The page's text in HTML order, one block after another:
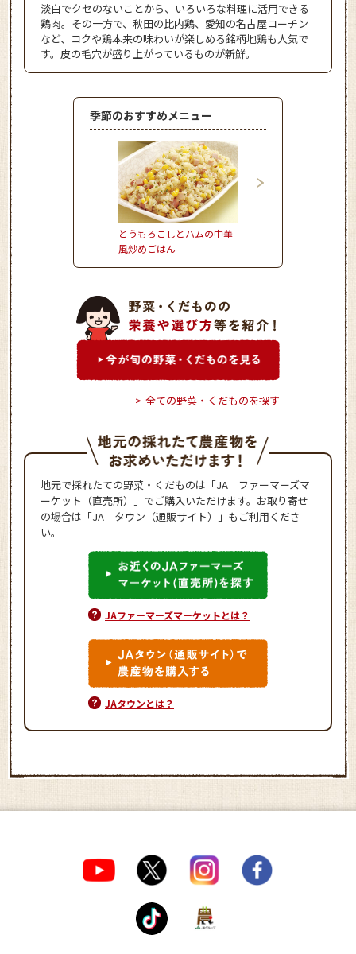
淡白でクセのないことから、いろいろな料理に活用できる
鶏肉。その一方で、秋田の比内鶏、愛知の名古屋コーチン
など、コクや鶏本来の味わいが楽しめる銘柄地鶏も人気で
す。皮の毛穴が盛り上がっているものが新鮮。
季節のおすすめメニュー
とうもろこしとハムの中華
風炒めごはん
しいたけのピリ辛肉詰め
全ての野菜・くだものを探す
地元で採れたての野菜・くだものは「JA ファーマーズマ
ーケット（直売所）」でご購入いただけます。お取り寄せ
の場合は「JA タウン（通販サイト）」もご利用くださ
い。
JAファーマーズマーケットとは？
JAタウンとは？